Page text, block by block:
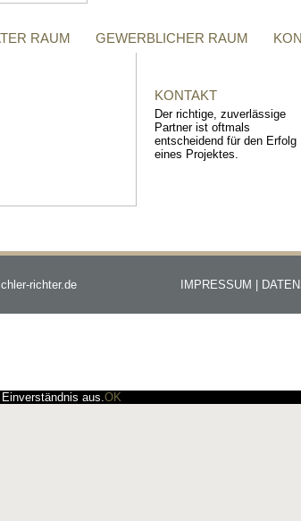
RAUM GEWERBLICHER RAUM
KONTAKT
Der richtige, zuverlässige
Partner ist oftmals
entscheidend für den Erfolg
eines Projektes.
richter.de
IMPRESSUM |
aus.OK